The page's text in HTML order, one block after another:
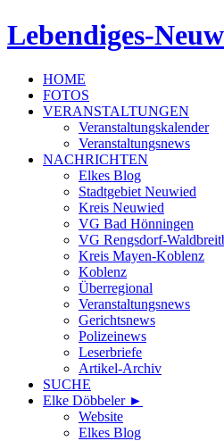
Lebendiges-
HOME
FOTOS
VERANSTALTUNGEN
Veranstaltungskalender
Veranstaltungsnews
NACHRICHTEN
Elkes Blog
Stadtgebiet Neuwied
Kreis Neuwied
VG Bad Hönningen
VG Rengsdorf-
Kreis Mayen-Koblenz
Koblenz
Überregional
Veranstaltungsnews
Gerichtsnews
Polizeinews
Leserbriefe
Artikel-Archiv
SUCHE
Elke Döbbeler ►
Website
Elkes Blog